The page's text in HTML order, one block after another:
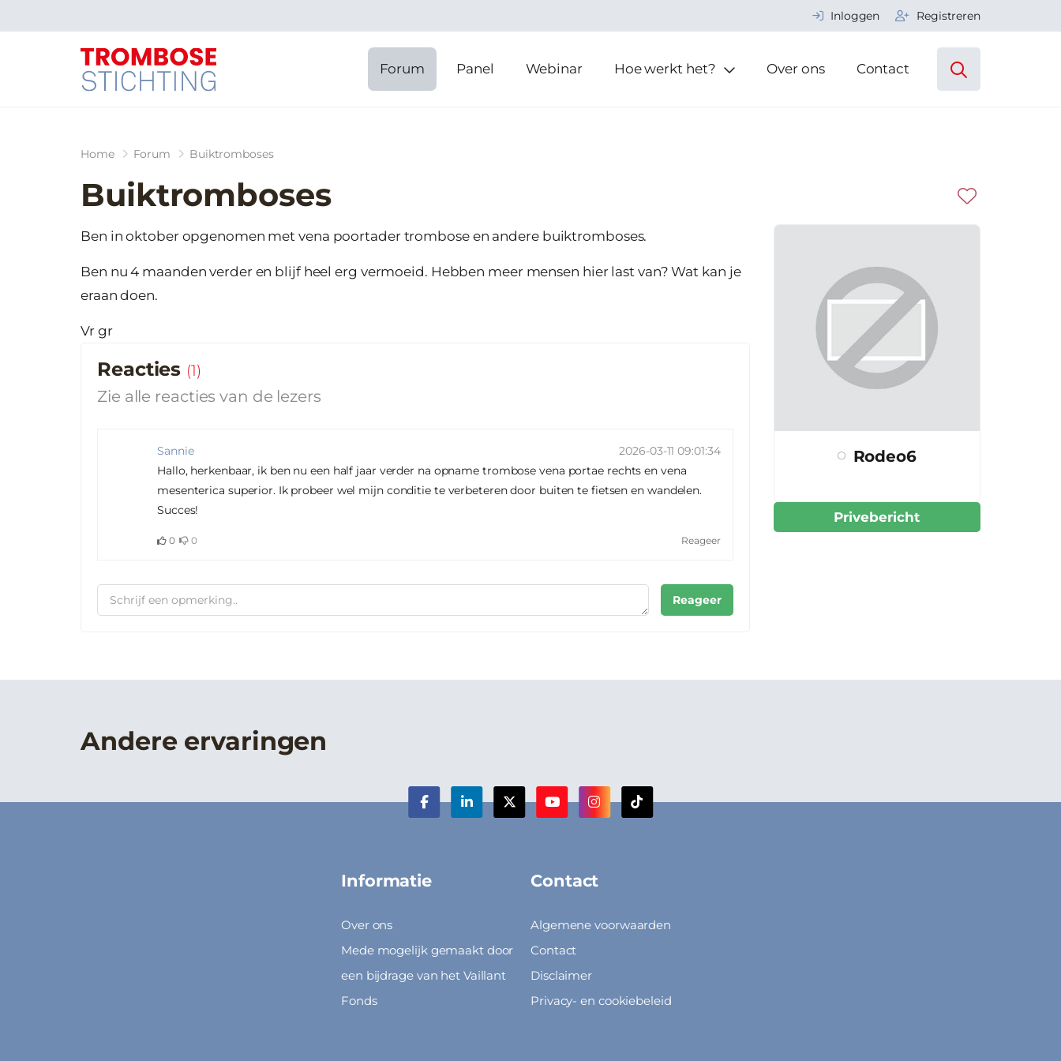
Home Forum Buiktromboses
Buiktromboses
Ben in oktober opgenomen met vena poortader trombose en andere buiktromboses.
Ben nu 4 maanden verder en blijf heel erg vermoeid. Hebben meer mensen hier last van? Wat kan je
eraan doen.
Vr gr
Reacties (1)
Zie alle reacties van de lezers
Sannie
2026-03-11 09:01:34
Hallo, herkenbaar, ik ben nu een half jaar verder na opname trombose vena portae rechts en vena
mesenterica superior. Ik probeer wel mijn conditie te verbeteren door buiten te fietsen en wandelen.
Succes!
0 0 Reageer
Reageer
Rodeo6
Privebericht
Andere ervaringen
Inloggen Registreren
Forum Panel Webinar Hoe werkt het? Over ons Contact
Informatie
Over ons
Mede mogelijk gemaakt door
een bijdrage van het Vaillant
Fonds
Contact
Algemene voorwaarden
Contact
Disclaimer
Privacy- en cookiebeleid